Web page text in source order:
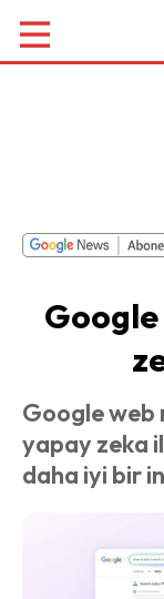
Google web
yapay zeka
daha iyi bir